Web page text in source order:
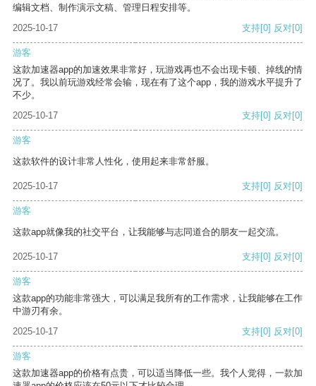
编辑文档、制作演示文稿、管理日程安排等。
2025-10-17
支持[0] 反对[0]
游客
这款加速器app的加速效果非常好，玩游戏再也不会出现卡顿、掉线的情
况了。我以前玩游戏经常会输，现在有了这个app，我的游戏水平提升了
不少。
2025-10-17
支持[0] 反对[0]
游客
这款软件的设计非常人性化，使用起来非常舒服。
2025-10-17 支持[0] 反对[0]
游客
这款app就像我的社交平台，让我能够与志同道合的朋友一起交流。
2025-10-17 支持[0] 反对[0]
游客
这款app的功能非常强大，可以满足我所有的工作需求，让我能够在工作
中游刃有余。
2025-10-17
支持[0] 反对[0]
游客
这款加速器app的价格有点贵，可以适当降低一些。我个人觉得，一款加